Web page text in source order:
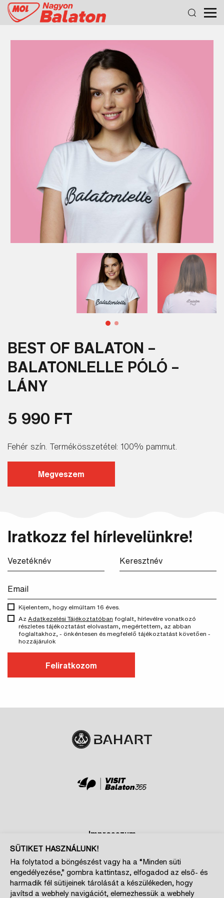
BEST OF BALATON –
BALATONLELLE PÓLÓ –
LÁNY
5 990 FT
Fehér szín. Termékösszetétel: 100% pammut.
Megveszem
Iratkozz fel hírlevelünkre!
Kijelentem, hogy elmúltam 16 éves.
Az Adatkezelési Tájékoztatóban foglalt, hírlevélre vonatkozó
részletes tájékoztatást elolvastam, megértettem, az abban
foglaltakhoz, - önkéntesen és megfelelő tájékoztatást követően -
hozzájárulok
Feliratkozom
Impresszum
Adatkezelési és cookie tájékoztatók
Szponzoroknak
Magazin kiajánló
Cookie beállítások
SÜTIKET HASZNÁLUNK!
Ha folytatod a böngészést vagy ha a “Minden süti
engedélyezése,” gombra kattintasz, elfogadod az első- és
harmadik fél sütijeinek tárolását a készülékeden, hogy
javítsd a webhely navigációt, elemezhessük a webhely